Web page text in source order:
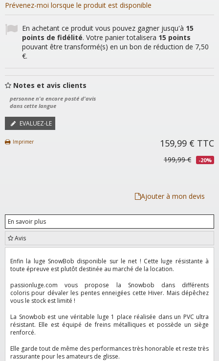
Prévenez-moi lorsque le produit est disponible
En achetant ce produit vous pouvez gagner jusqu'à 15
points de fidélité. Votre panier totalisera 15 points
pouvant être transformé(s) en un bon de réduction de 7,50
€.
Notes et avis clients
personne n'a encore posté d'avis
dans cette langue
EVALUEZ-LE
Imprimer 159,99 € TTC
-20%
199,99 €
Ajouter à mon devis
En savoir plus
Avis
Enfin la luge SnowBob disponible sur le net ! Cette luge résistante à
toute épreuve est plutôt destinée au marché de la location.
passionluge.com vous propose la Snowbob dans différents
coloris pour dévaler les pentes enneigées cette Hiver. Mais dépêchez
vous le stock est limité !
La Snowbob est une véritable luge 1 place réalisée dans un PVC ultra
résistant. Elle est équipé de freins métalliques et possède un siège
renforcé.
Elle garde tout de même des performances très honorable et reste très
rassurante pour les amateurs de glisse.